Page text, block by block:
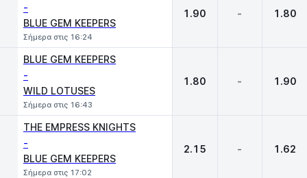
-
BLUE GEM KEEPERS
Σήμερα στις 16:24
1.90 - 1.80
BLUE GEM KEEPERS
-
WILD LOTUSES
Σήμερα στις 16:43
1.80 - 1.90
THE EMPRESS KNIGHTS
-
BLUE GEM KEEPERS
Σήμερα στις 17:02
2.15 - 1.62